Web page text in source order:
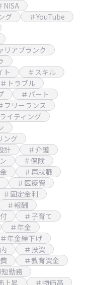
NISA
グ
＃YouTube
リアブランク
ト
＃スキル
＃トラブル
＃パート
フリーランス
イティング
ング
計
＃介護
＃保険
＃再就職
＃医療費
＃固定金利
＃報酬
＃子育て
＃年金
＃年金繰下げ
＃投資
＃教育資金
短勤務
上昇
＃物価高